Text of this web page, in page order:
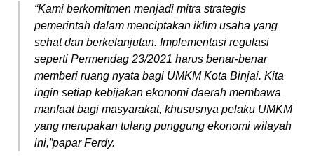
“Kami berkomitmen menjadi mitra strategis
pemerintah dalam menciptakan iklim usaha yang
sehat dan berkelanjutan. Implementasi regulasi
seperti Permendag 23/2021 harus benar-benar
memberi ruang nyata bagi UMKM Kota Binjai. Kita
ingin setiap kebijakan ekonomi daerah membawa
manfaat bagi masyarakat, khususnya pelaku UMKM
yang merupakan tulang punggung ekonomi wilayah
ini,”papar Ferdy.